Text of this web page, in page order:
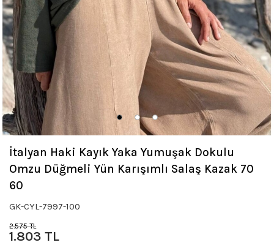
İtalyan Haki Kayık Yaka Yumuşak Dokulu
Omzu Düğmeli Yün Karışımlı Salaş Kazak 70
60
GK-CYL-7997-100
2.575 TL
1.803 TL